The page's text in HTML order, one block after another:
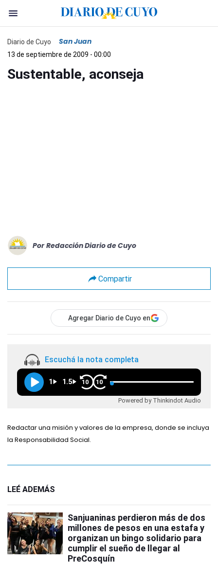
Diario de Cuyo San Juan
13 de septiembre de 2009 - 00:00
Sustentable, aconseja
Por Redacción Diario de Cuyo
Compartir
Agregar Diario de Cuyo en
Escuchá la nota completa
1 1.5 10 10
Powered by Thinkindot Audio
Redactar una misión y valores de la empresa, donde se incluya
la Responsabilidad Social.
LEÉ ADEMÁS
Sanjuaninas perdieron más de dos
millones de pesos en una estafa y
organizan un bingo solidario para
cumplir el sueño de llegar al
PreCosquín